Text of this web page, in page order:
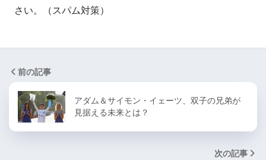
さい。（スパム対策）
前の記事
アダム＆サイモン・イェーツ、双子の兄弟が
見据える未来とは？
次の記事